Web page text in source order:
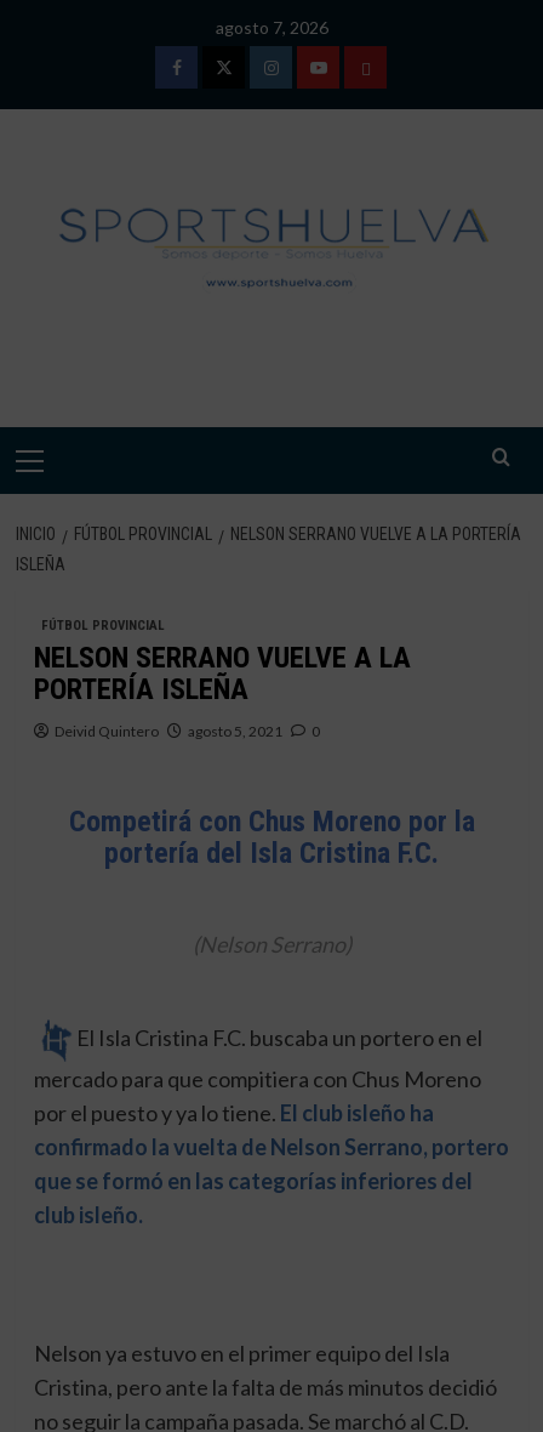
agosto 7, 2026
FacebookTwitterInstagramYoutubeTÉRMINOS
DE
USO
Menú
INICIO FÚTBOL PROVINCIAL
NELSON SERRANO VUELVE A LA PORTERÍA
ISLEÑA
FÚTBOL PROVINCIAL
NELSON SERRANO VUELVE A LA
PORTERÍA ISLEÑA
Deivid Quintero agosto 5, 2021 0
Competirá con Chus Moreno por la
portería del Isla Cristina F.C.
(Nelson Serrano)
El Isla Cristina F.C. buscaba un portero en el
mercado para que compitiera con Chus Moreno
por el puesto y ya lo tiene. El club isleño ha
confirmado la vuelta de Nelson Serrano, portero
que se formó en las categorías inferiores del
club isleño.
Nelson ya estuvo en el primer equipo del Isla
Cristina, pero ante la falta de más minutos decidió
no seguir la campaña pasada. Se marchó al C.D.